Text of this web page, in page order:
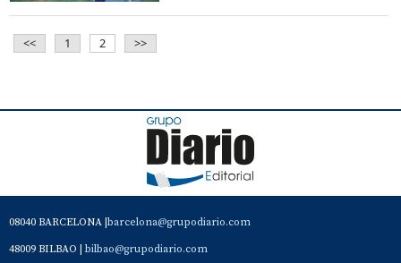
<< 1 2 >>
08040 BARCELONA | barcelona@grupodiario.com
48009 BILBAO | bilbao@grupodiario.com